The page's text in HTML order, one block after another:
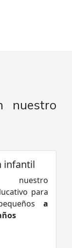
nuestro
infantil
nuestro
para
a